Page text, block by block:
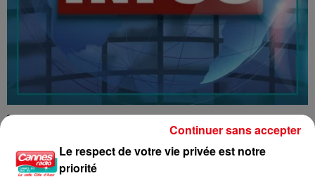
16/07/26 : LES INFORMATIONS
Le respect de votre vie privée est notre
priorité
Continuer sans accepter